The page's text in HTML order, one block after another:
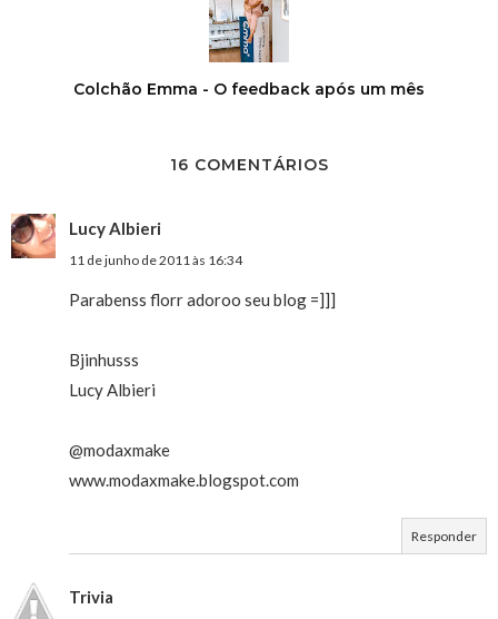
Colchão Emma - O feedback após um mês
16 COMENTÁRIOS
Lucy Albieri
11 de junho de 2011 às 16:34
Parabenss florr adoroo seu blog =]]]
Bjinhusss
Lucy Albieri
@modaxmake
www.modaxmake.blogspot.com
Responder
Trivia